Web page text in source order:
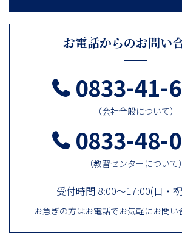
お電話からのお問い
0833-41-
（会社全般について）
0833-48-
（教習センターについて）
受付時間 8:00～17:00(日・
お急ぎの方はお電話でお気軽にお問い